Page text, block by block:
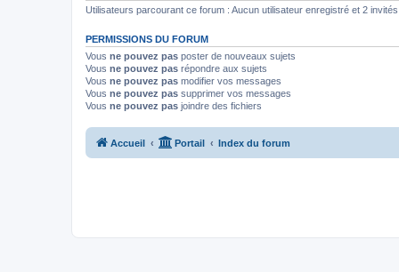
Utilisateurs parcourant ce forum : Aucun utilisateur enregistré et 2 invités
PERMISSIONS DU FORUM
Vous ne pouvez pas poster de nouveaux sujets
Vous ne pouvez pas répondre aux sujets
Vous ne pouvez pas modifier vos messages
Vous ne pouvez pas supprimer vos messages
Vous ne pouvez pas joindre des fichiers
Accueil Portail Index du forum